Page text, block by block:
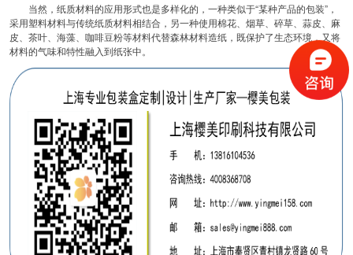
当然，纸质材料的应用形式也是多样化的，一种类似于“某种产品的包装”，
采用塑料材料与传统纸质材料相结合，另一种使用棉花、烟草、碎草、蒜皮、麻
皮、茶叶、海藻、咖啡豆粉等材料代替森林材料造纸，既保护了生态环境，又将
材料的气味和特性融入到纸张中。